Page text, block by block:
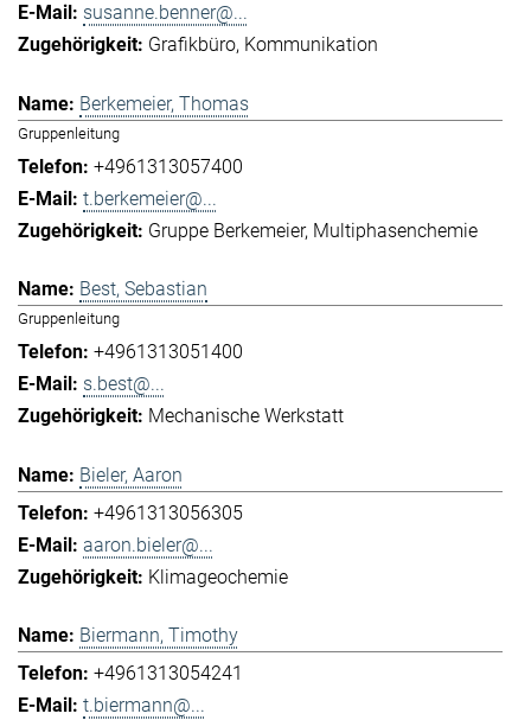
susanne.benner@...
Grafikbüro Kommunikation
Berkemeier, Thomas
Gruppenleitung
+4961313057400
t.berkemeier@...
Gruppe Berkemeier Multiphasenchemie
Best, Sebastian
Gruppenleitung
+4961313051400
s.best@...
Mechanische Werkstatt
Bieler, Aaron
+4961313056305
aaron.bieler@...
Klimageochemie
Biermann, Timothy
+4961313054241
t.biermann@...